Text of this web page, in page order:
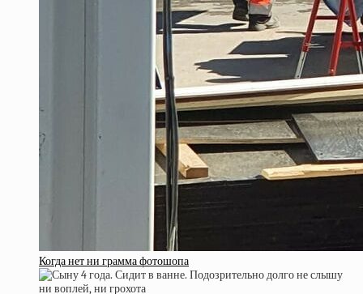
Когда нет ни грамма фотошопа